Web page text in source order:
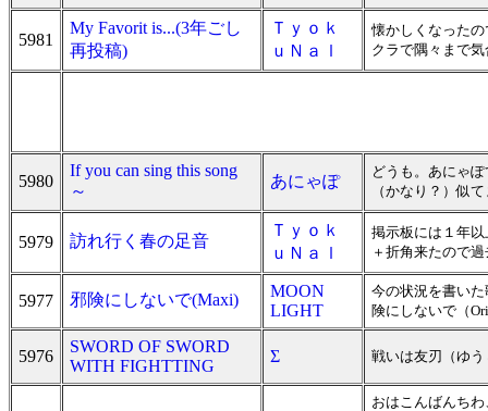
5981
My Favorit is...(3年ごし
再投稿)
Ｔｙｏｋ
ｕＮａｌ
懐かしくなった
クラで隅々まで
5980
If you can sing this song
～
あにゃぽ
どうも。あにゃ
（かなり？）似
5979 訪れ行く春の足音
Ｔｙｏｋ
ｕＮａｌ
掲示板には１年
＋折角来たので
5977 邪険にしないで(Maxi)
MOON
LIGHT
今の状況を書い
険にしないで（
5976
SWORD OF SWORD
WITH FIGHTTING
Σ 戦いは友刃（ゆ
おはこんばんち